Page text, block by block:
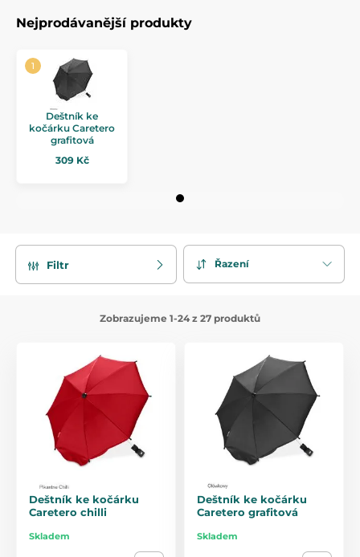
Během léta oceníte sluneční clony a slunečníky, které
doplňky by neměly chybět v základní výbavě pro miminko.
Nejprodávanější produkty
Deštník ke
kočárku Caretero
grafitová
309 Kč
Filtr Řazení
Zobrazujeme 1-24 z 27 produktů
Deštník ke kočárku
Caretero chilli
Skladem
Deštník ke kočárku
Caretero grafitová
Skladem